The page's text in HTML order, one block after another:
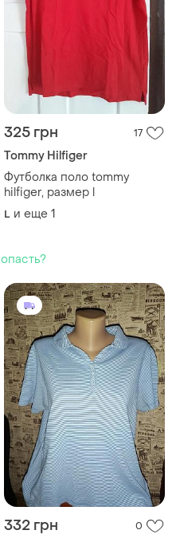
325 грн 17
Tommy Hilfiger
Футболка поло tommy
hilfiger, размер l
L и еще 1
332 грн 0